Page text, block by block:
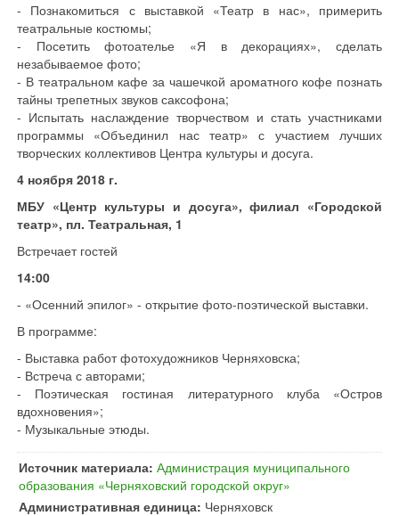
- Познакомиться с выставкой «Театр в нас», примерить
театральные костюмы;
- Посетить фотоателье «Я в декорациях», сделать
незабываемое фото;
- В театральном кафе за чашечкой ароматного кофе познать
тайны трепетных звуков саксофона;
- Испытать наслаждение творчеством и стать участниками
программы «Объединил нас театр» с участием лучших
творческих коллективов Центра культуры и досуга.
4 ноября 2018 г.
МБУ «Центр культуры и досуга», филиал «Городской
театр», пл. Театральная, 1
Встречает гостей
14:00
- «Осенний эпилог» - открытие фото-поэтической выставки.
В программе:
- Выставка работ фотохудожников Черняховска;
- Встреча с авторами;
- Поэтическая гостиная литературного клуба «Остров
вдохновения»;
- Музыкальные этюды.
Источник материала: Администрация муниципального
образования «Черняховский городской округ»
Административная единица: Черняховск